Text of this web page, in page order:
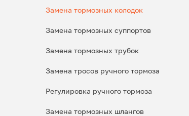
Замена тормозных колодок
Замена тормозных суппортов
Замена тормозных трубок
Замена тросов ручного тормоза
Регулировка ручного тормоза
Замена тормозных шлангов